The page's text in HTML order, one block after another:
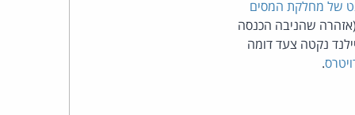
של מחלקת המסים
חודשים (אזהרה שהניבה הכנסה
איילנד נקטה צעד דומה
.